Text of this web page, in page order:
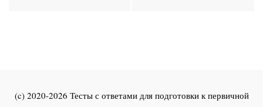
(c) 2020-2026 Тесты с ответами для подготовки к первичной